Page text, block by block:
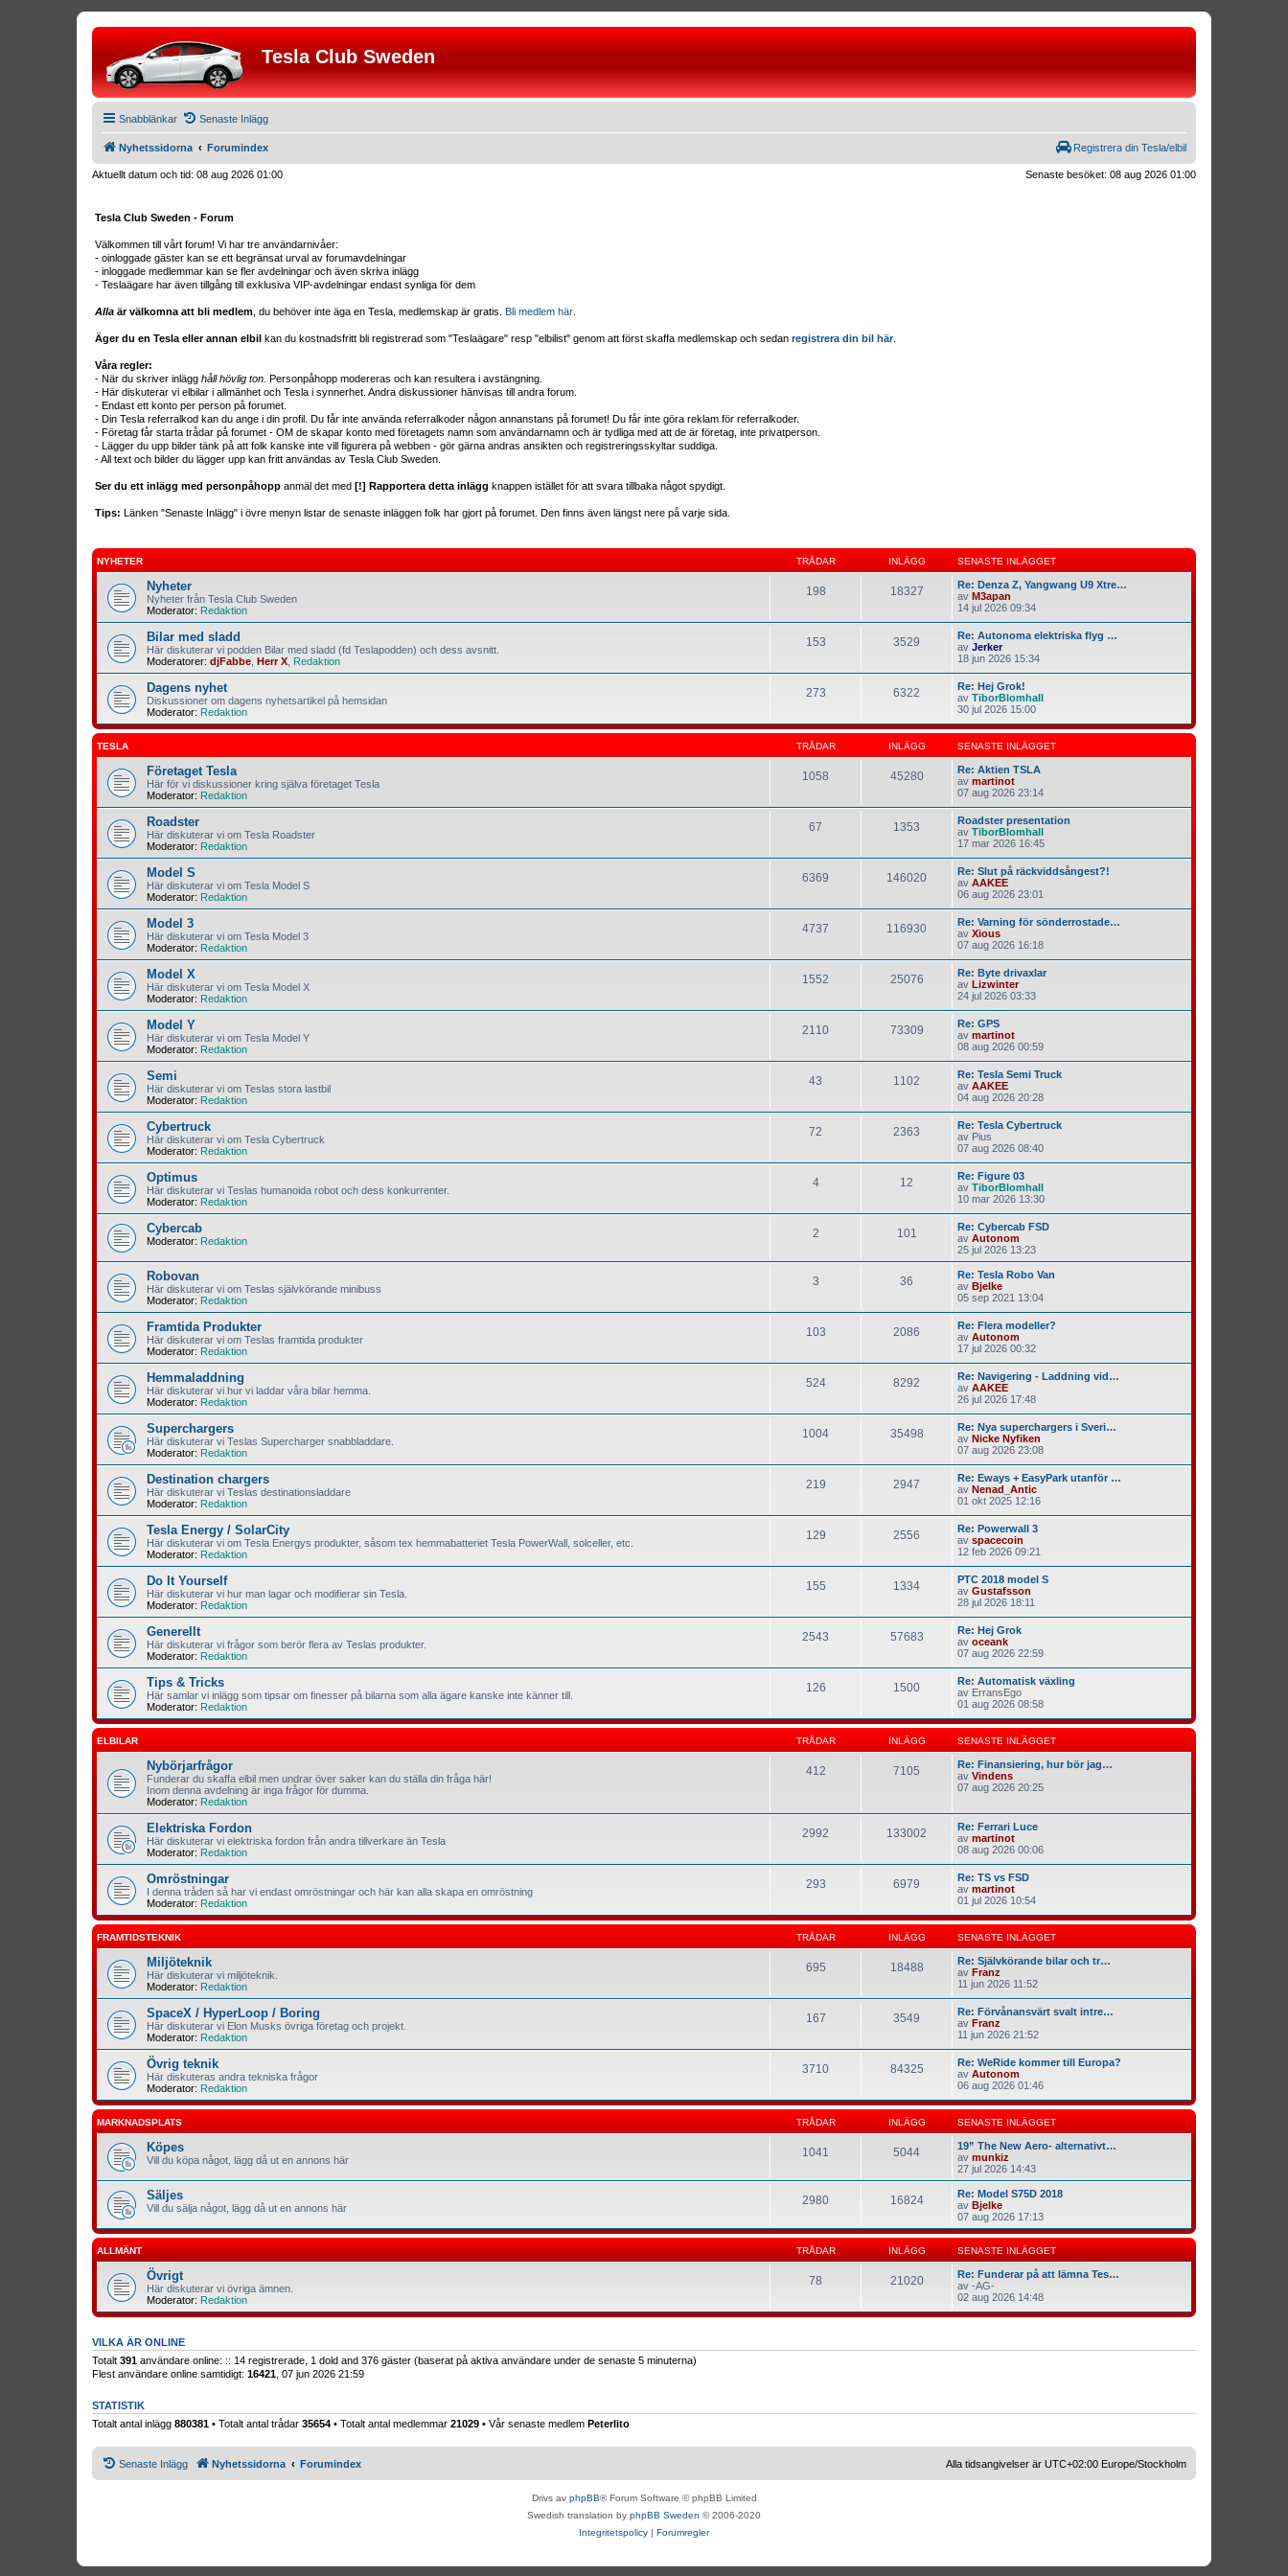
Tesla Club Sweden
Snabblänkar Senaste Inlägg
Nyhetssidorna Forumindex Registrera din Tesla/elbil
Senaste besöket: 08 aug 2026 01:00
Aktuellt datum och tid: 08 aug 2026 01:00
Tesla Club Sweden - Forum
Välkommen till vårt forum! Vi har tre användarnivåer:
- oinloggade gäster kan se ett begränsat urval av forumavdelningar
- inloggade medlemmar kan se fler avdelningar och även skriva inlägg
- Teslaägare har även tillgång till exklusiva VIP-avdelningar endast synliga för dem
Alla är välkomna att bli medlem , du behöver inte äga en Tesla, medlemskap är gratis. Bli medlem här
Äger du en Tesla eller annan elbil kan du kostnadsfritt bli registrerad som "Teslaägare" resp "elbilist" genom att först skaffa medlemskap och sedan registrera din bil här.
Våra regler:
- När du skriver inlägg håll hövlig ton. Personpåhopp modereras och kan resultera i avstängning.
- Här diskuterar vi elbilar i allmänhet och Tesla i synnerhet. Andra diskussioner hänvisas till andra forum.
- Endast ett konto per person på forumet.
- Din Tesla referralkod kan du ange i din profil. Du får inte använda referralkoder någon annanstans på forumet! Du får inte göra reklam för referralkoder.
- Företag får starta trådar på forumet - OM de skapar konto med företagets namn som användarnamn och är tydliga med att de är företag, inte privatperson.
- Lägger du upp bilder tänk på att folk kanske inte vill figurera på webben - gör gärna andras ansikten och registreringsskyltar suddiga.
- All text och bilder du lägger upp kan fritt användas av Tesla Club Sweden.
Ser du ett inlägg med personpåhopp anmäl det med [!] Rapportera detta inlägg knappen istället för att svara tillbaka något spydigt.
Tips: Länken "Senaste Inlägg" i övre menyn listar de senaste inläggen folk har gjort på forumet. Den finns även längst nere på varje sida.
NYHETER TRÅDAR INLÄGG SENASTE INLÄGGET
Nyheter
Nyheter från Tesla Club Sweden
Moderator: Redaktion
198 18327
Re: Denza Z, Yangwang U9 Xtre…
av M3apan
14 jul 2026 09:34
Bilar med sladd
Här diskuterar vi podden Bilar med sladd (fd Teslapodden) och dess avsnitt.
Moderatorer: djFabbe Herr X Redaktion
153 3529
Re: Autonoma elektriska flyg …
av Jerker
18 jun 2026 15:34
Dagens nyhet
Diskussioner om dagens nyhetsartikel på hemsidan
Moderator: Redaktion
273 6322
Re: Hej Grok!
av TiborBlomhall
30 jul 2026 15:00
TESLA TRÅDAR INLÄGG SENASTE INLÄGGET
Företaget Tesla
Här för vi diskussioner kring själva företaget Tesla
Moderator: Redaktion
1058 45280
Re: Aktien TSLA
av martinot
07 aug 2026 23:14
Roadster
Här diskuterar vi om Tesla Roadster
Moderator: Redaktion
67 1353
Roadster presentation
av TiborBlomhall
17 mar 2026 16:45
Model S
Här diskuterar vi om Tesla Model S
Moderator: Redaktion
6369 146020
Re: Slut på räckviddsångest?!
av AAKEE
06 aug 2026 23:01
Model 3
Här diskuterar vi om Tesla Model 3
Moderator: Redaktion
4737 116930
Re: Varning för sönderrostade…
av Xious
07 aug 2026 16:18
Model X
Här diskuterar vi om Tesla Model X
Moderator: Redaktion
1552 25076
Re: Byte drivaxlar
av Lizwinter
24 jul 2026 03:33
Model Y
Här diskuterar vi om Tesla Model Y
Moderator: Redaktion
2110 73309
Re: GPS
av martinot
08 aug 2026 00:59
Semi
Här diskuterar vi om Teslas stora lastbil
Moderator: Redaktion
43 1102
Re: Tesla Semi Truck
av AAKEE
04 aug 2026 20:28
Cybertruck
Här diskuterar vi om Tesla Cybertruck
Moderator: Redaktion
72 2363
Re: Tesla Cybertruck
av Pius
07 aug 2026 08:40
Optimus
Här diskuterar vi Teslas humanoida robot och dess konkurrenter.
Moderator: Redaktion
4 12
Re: Figure 03
av TiborBlomhall
10 mar 2026 13:30
Cybercab
Moderator: Redaktion
2 101
Re: Cybercab FSD
av Autonom
25 jul 2026 13:23
Robovan
Här diskuterar vi om Teslas självkörande minibuss
Moderator: Redaktion
3 36
Re: Tesla Robo Van
av Bjelke
05 sep 2021 13:04
Framtida Produkter
Här diskuterar vi om Teslas framtida produkter
Moderator: Redaktion
103 2086
Re: Flera modeller?
av Autonom
17 jul 2026 00:32
Hemmaladdning
Här diskuterar vi hur vi laddar våra bilar hemma.
Moderator: Redaktion
524 8292
Re: Navigering - Laddning vid…
av AAKEE
26 jul 2026 17:48
Superchargers
Här diskuterar vi Teslas Supercharger snabbladdare.
Moderator: Redaktion
1004 35498
Re: Nya superchargers i Sveri…
av Nicke Nyfiken
07 aug 2026 23:08
Destination chargers
Här diskuterar vi Teslas destinationsladdare
Moderator: Redaktion
219 2947
Re: Eways + EasyPark utanför …
av Nenad_Antic
01 okt 2025 12:16
Tesla Energy / SolarCity
Här diskuterar vi om Tesla Energys produkter, såsom tex hemmabatteriet Tesla PowerWall, solceller, etc.
Moderator: Redaktion
129 2556
Re: Powerwall 3
av spacecoin
12 feb 2026 09:21
Do It Yourself
Här diskuterar vi hur man lagar och modifierar sin Tesla.
Moderator: Redaktion
155 1334
PTC 2018 model S
av Gustafsson
28 jul 2026 18:11
Generellt
Här diskuterar vi frågor som berör flera av Teslas produkter.
Moderator: Redaktion
2543 57683
Re: Hej Grok
av oceank
07 aug 2026 22:59
Tips & Tricks
Här samlar vi inlägg som tipsar om finesser på bilarna som alla ägare kanske inte känner till.
Moderator: Redaktion
126 1500
Re: Automatisk växling
av ErransEgo
01 aug 2026 08:58
ELBILAR TRÅDAR INLÄGG SENASTE INLÄGGET
Nybörjarfrågor
Funderar du skaffa elbil men undrar över saker kan du ställa din fråga här!
Inom denna avdelning är inga frågor för dumma.
Moderator: Redaktion
412 7105
Re: Finansiering, hur bör jag…
av Vindens
07 aug 2026 20:25
Elektriska Fordon
Här diskuterar vi elektriska fordon från andra tillverkare än Tesla
Moderator: Redaktion
2992 133002
Re: Ferrari Luce
av martinot
08 aug 2026 00:06
Omröstningar
I denna tråden så har vi endast omröstningar och här kan alla skapa en omröstning
Moderator: Redaktion
293 6979
Re: TS vs FSD
av martinot
01 jul 2026 10:54
FRAMTIDSTEKNIK TRÅDAR INLÄGG SENASTE INLÄGGET
Miljöteknik
Här diskuterar vi miljöteknik.
Moderator: Redaktion
695 18488
Re: Självkörande bilar och tr…
av Franz
11 jun 2026 11:52
SpaceX / HyperLoop / Boring
Här diskuterar vi Elon Musks övriga företag och projekt.
Moderator: Redaktion
167 3549
Re: Förvånansvärt svalt intre…
av Franz
11 jun 2026 21:52
Övrig teknik
Här diskuteras andra tekniska frågor
Moderator: Redaktion
3710 84325
Re: WeRide kommer till Europa?
av Autonom
06 aug 2026 01:46
MARKNADSPLATS TRÅDAR INLÄGG SENASTE INLÄGGET
Köpes
Vill du köpa något, lägg då ut en annons här
1041 5044
19” The New Aero- alternativt…
av munkiz
27 jul 2026 14:43
Säljes
Vill du sälja något, lägg då ut en annons här
2980 16824
Re: Model S75D 2018
av Bjelke
07 aug 2026 17:13
ALLMÄNT TRÅDAR INLÄGG SENASTE INLÄGGET
Övrigt
Här diskuterar vi övriga ämnen.
Moderator: Redaktion
78 21020
Re: Funderar på att lämna Tes…
av -AG-
02 aug 2026 14:48
VILKA ÄR ONLINE
Totalt 391 användare online: :: 14 registrerade, 1 dold and 376 gäster (baserat på aktiva användare under de senaste 5 minuterna)
Flest användare online samtidigt: 16421 , 07 jun 2026 21:59
STATISTIK
Totalt antal inlägg 880381 • Totalt antal trådar 35654 • Totalt antal medlemmar 21029 • Vår senaste medlem Peterlito
Senaste Inlägg Nyhetssidorna Forumindex Alla tidsangivelser är UTC+02:00 Europe/Stockholm
Drivs av phpBB® Forum Software © phpBB Limited
Swedish translation by phpBB Sweden © 2006-2020
Integritetspolicy | Forumregler